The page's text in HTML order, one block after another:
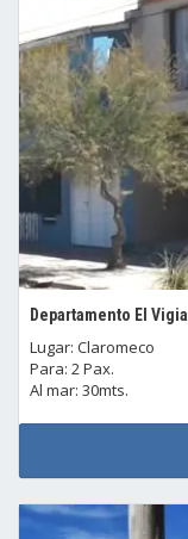
Departamento El Vigia
Lugar: Claromeco
Para: 2 Pax.
Al mar: 30mts.